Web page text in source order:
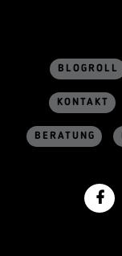
BLOGROLL
KONTAKT
BERATUNG